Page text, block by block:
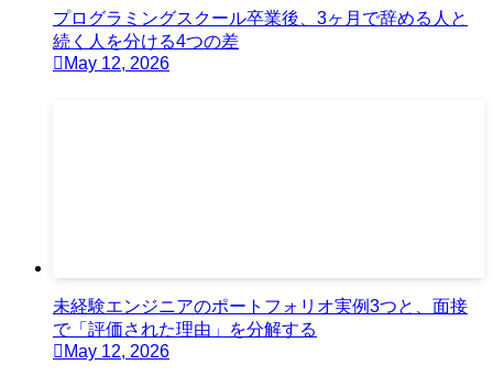
プログラミングスクール卒業後、3ヶ月で辞める人と
続く人を分ける4つの差
May 12, 2026
未経験エンジニアのポートフォリオ実例3つと、面接
で「評価された理由」を分解する
May 12, 2026